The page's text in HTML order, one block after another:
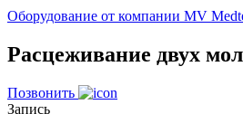
Оборудование от компании MV
Расцеживание двух
Позвонить
Запись